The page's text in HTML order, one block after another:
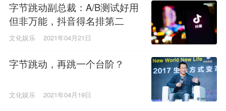
字节跳动副总裁：A/B测试好用
但非万能，抖音得名排第二
文化娱乐 2021年04月21日
字节跳动，再跳一个台阶？
文化娱乐 2021年04月19日